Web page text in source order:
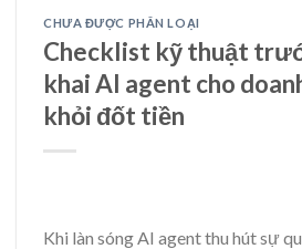
CHƯA ĐƯỢC PHÂN LOẠI
Checklist kỹ thuật
khai AI agent cho
khỏi đốt tiền
Khi làn sóng AI agent thu hút sự